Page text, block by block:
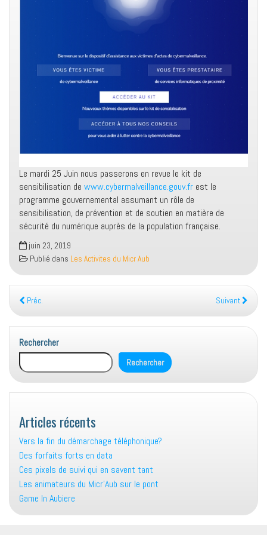
Le mardi 25 Juin nous passerons en revue le kit de
sensibilisation de www.cybermalveillance.gouv.fr est le
programme gouvernemental assumant un rôle de
sensibilisation, de prévention et de soutien en matière de
sécurité du numérique auprès de la population française.
juin 23, 2019
Publié dans Les Activites du Micr Aub
Préc. Suivant
Rechercher
Rechercher
Articles récents
Vers la fin du démarchage téléphonique?
Des forfaits forts en data
Ces pixels de suivi qui en savent tant
Les animateurs du Micr’Aub sur le pont
Game In Aubiere